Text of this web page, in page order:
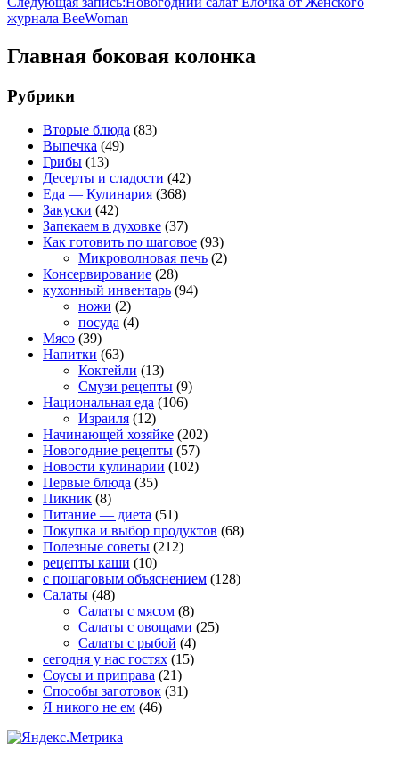
журнала BeeWoman
Главная боковая колонка
Рубрики
Вторые блюда (83)
Выпечка (49)
Грибы (13)
Десерты и сладости (42)
Еда — Кулинария (368)
Закуски (42)
Запекаем в духовке (37)
Как готовить по шаговое (93)
Микроволновая печь (2)
Консервирование (28)
кухонный инвентарь (94)
ножи (2)
посуда (4)
Мясо (39)
Напитки (63)
Коктейли (13)
Смузи рецепты (9)
Национальная еда (106)
Израиля (12)
Начинающей хозяйке (202)
Новогодние рецепты (57)
Новости кулинарии (102)
Первые блюда (35)
Пикник (8)
Питание — диета (51)
Покупка и выбор продуктов (68)
Полезные советы (212)
рецепты каши (10)
с пошаговым объяснением (128)
Салаты (48)
Салаты с мясом (8)
Салаты с овощами (25)
Салаты с рыбой (4)
сегодня у нас гостях (15)
Соусы и приправа (21)
Способы заготовок (31)
Я никого не ем (46)